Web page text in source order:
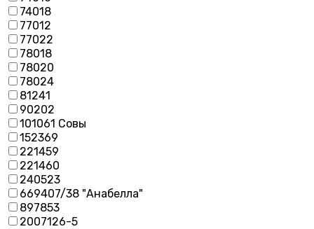
74018
77012
77022
78018
78020
78024
81241
90202
101061 Совы
152369
221459
221460
240523
669407/38 "Анабелла"
897853
2007126-5